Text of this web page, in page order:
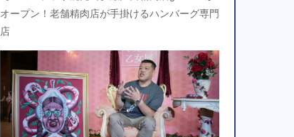
オープン！老舗精肉店が手掛けるハンバーグ専門
店